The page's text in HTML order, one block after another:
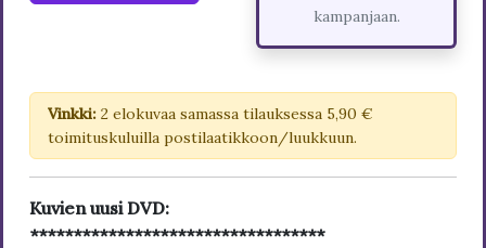
kampanjaan.
Vinkki: 2 elokuvaa samassa tilauksessa 5,90 €
toimituskuluilla postilaatikkoon/luukkuun.
Kuvien uusi DVD:
**********************************